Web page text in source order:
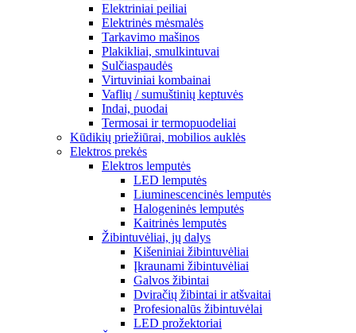
Elektriniai peiliai
Elektrinės mėsmalės
Tarkavimo mašinos
Plakikliai, smulkintuvai
Sulčiaspaudės
Virtuviniai kombainai
Vaflių / sumuštinių keptuvės
Indai, puodai
Termosai ir termopuodeliai
Kūdikių priežiūrai, mobilios auklės
Elektros prekės
Elektros lemputės
LED lemputės
Liuminescencinės lemputės
Halogeninės lemputės
Kaitrinės lemputės
Žibintuvėliai, jų dalys
Kišeniniai žibintuvėliai
Įkraunami žibintuvėliai
Galvos žibintai
Dviračių žibintai ir atšvaitai
Profesionalūs žibintuvėlai
LED prožektoriai